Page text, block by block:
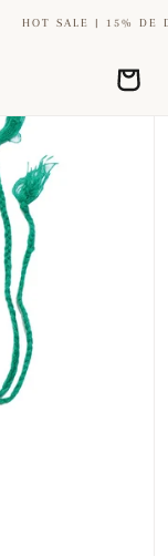
HOT SALE | 15% DE
Carrito